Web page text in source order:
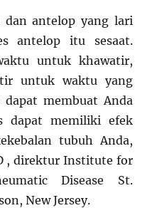
dan antelop yang lari
antelop itu sesaat.
untuk khawatir,
untuk waktu yang
membuat Anda
dapat memiliki efek
tubuh Anda,
, direktur Institute for
Disease St.
New Jersey.